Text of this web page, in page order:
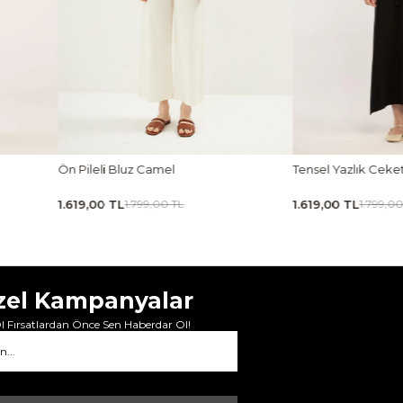
Ön Pileli Bluz Camel
1.619,00 TL1.799,00 TL
Tensel Yazlık
1.619,00 TL
Kampanyalar
Fırsatlardan Önce Sen Haberdar Ol!